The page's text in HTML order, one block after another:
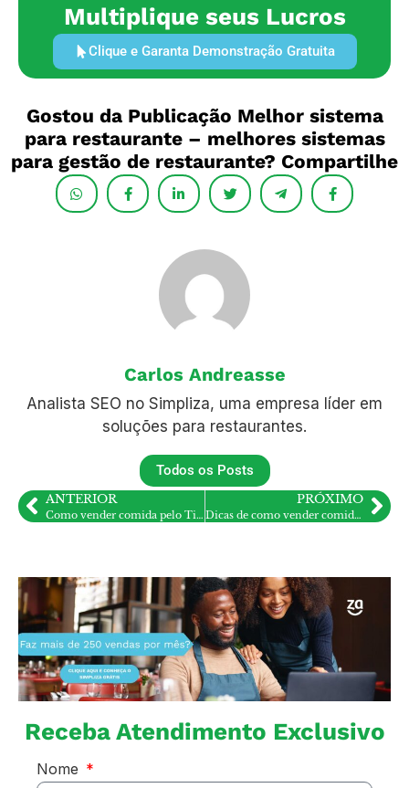
Multiplique seus Lucros
Clique e Garanta Demonstração Gratuita
Gostou da Publicação Melhor sistema
para restaurante – melhores sistemas
para gestão de restaurante? Compartilhe
Carlos Andreasse
Analista SEO no Simpliza, uma empresa líder em
soluções para restaurantes.
Todos os Posts
ANTERIOR
Como vender comida pelo Tiktok: Dicas para restaurante
PRÓXIMO
Dicas de como vender comida pelo Facebook [GUIA COMPLETO E PASSO A PASSO]
Receba Atendimento Exclusivo
Nome